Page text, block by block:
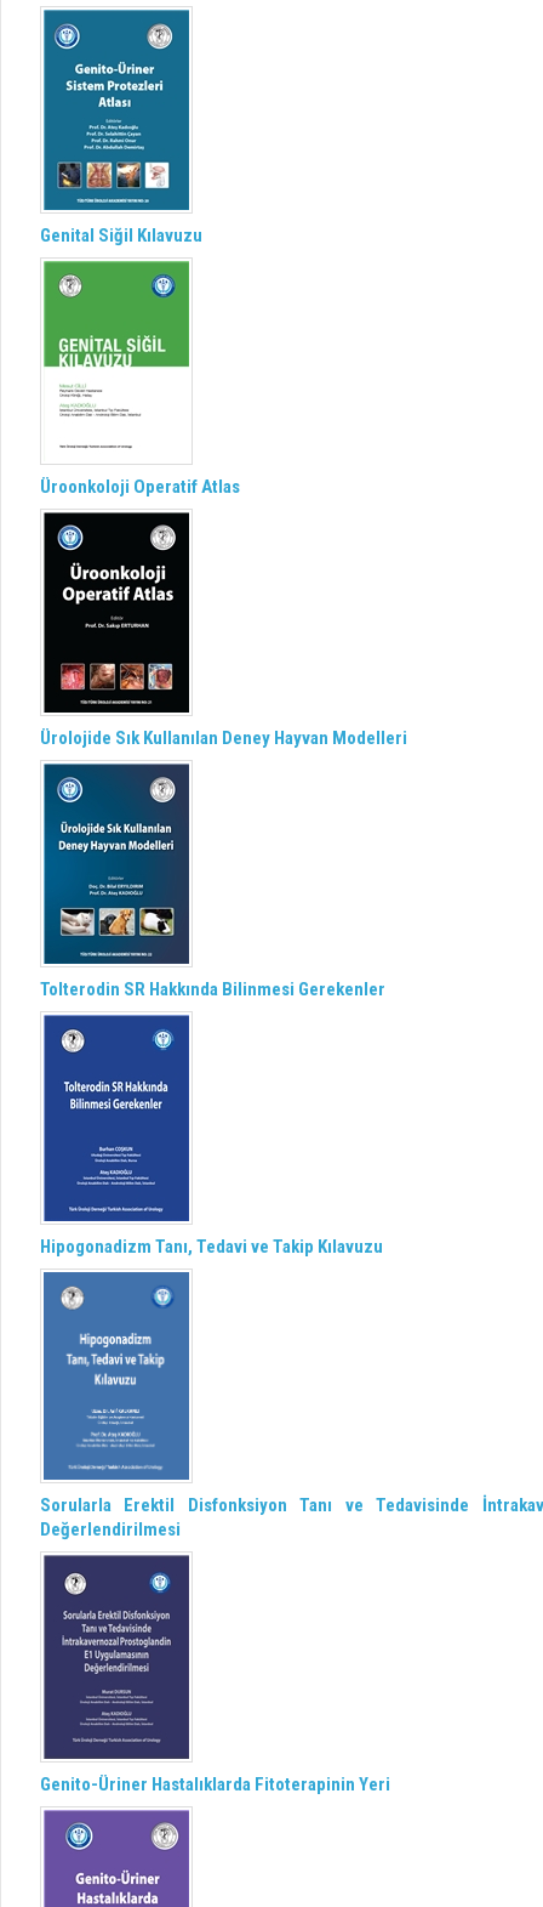
Genital Siğil Kılavuzu
Üroonkoloji Operatif Atlas
Ürolojide Sık Kullanılan Deney Hayvan Modelleri
Tolterodin SR Hakkında Bilinmesi Gerekenler
Hipogonadizm Tanı, Tedavi ve Takip Kılavuzu
Sorularla Erektil Disfonksiyon Tanı ve Tedavisinde
Değerlendirilmesi
Genito-Üriner Hastalıklarda Fitoterapinin Yeri